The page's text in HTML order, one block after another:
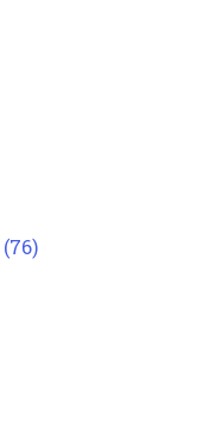
(76)